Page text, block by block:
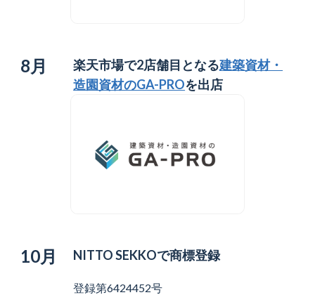
8月 楽天市場で2店舗目となる建築資材・
造園資材のGA-PROを出店
10月 NITTO SEKKOで商標登録
登録第6424452号